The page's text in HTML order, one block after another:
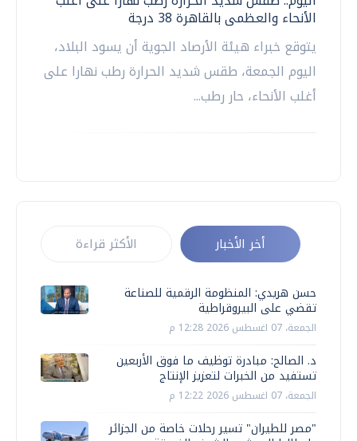
الأنحاء والعظمى بالقاهرة 38 درجة
يتوقع خبراء هيئة الأرصاد الجوية أن يسود البلاد،
اليوم الجمعة، طقس شديد الحرارة رطب نهارا على
أغلب الأنحاء، حار رطب...
أخر الأخبار الأكثر قراءة
حسن هريدي: المنظومة الرقمية للصناعة
تقضي على البيروقراطية
الجمعة، 07 اغسطس 2026 12:28 م
د. الصالح: مبادرة توظيف ما فوق الأربعين
تستفيد من الخبرات لتعزيز الإنتاج
الجمعة، 07 اغسطس 2026 12:22 م
"مصر للطيران" تسير رحلات خاصة من الجزائر